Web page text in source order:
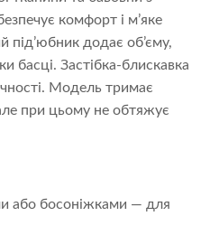
комфорт і м’яке
під’юбник додає об’єму,
басці. Застібка-блискавка
Модель тримає
при цьому не обтяжує
або босоніжками — для